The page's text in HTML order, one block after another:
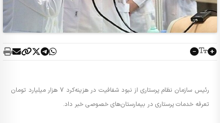
رئیس سازمان نظام پرستاری از نبود شفافیت در هزینه‌کرد 7 هزار میلیارد تومان
تعرفه خدمات پرستاری در بیمارستان‌های خصوصی خبر داد.